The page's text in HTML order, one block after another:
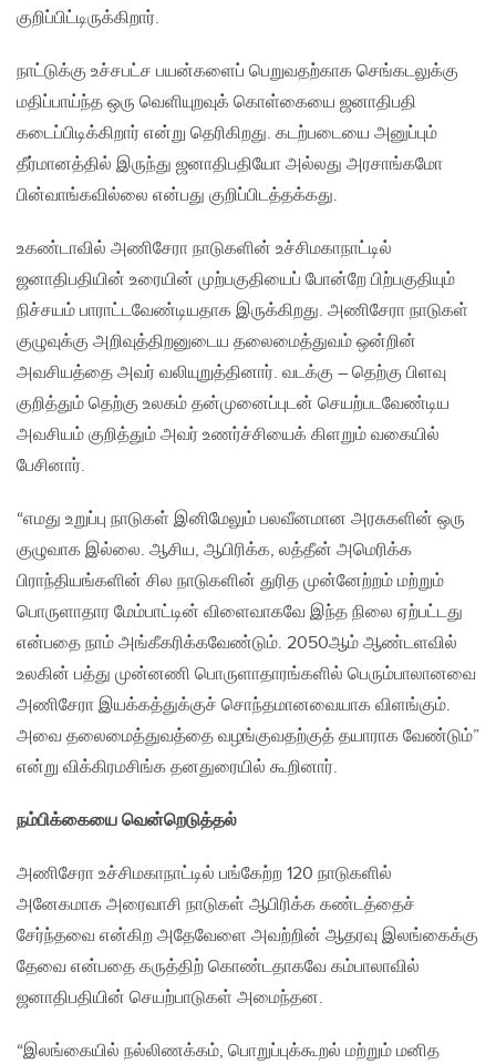
குறிப்பிட்டிருக்கிறார்.
நாட்டுக்கு உச்சபட்ச பயன்களைப் பெறுவதற்காக செங்கடலுக்கு
மதிப்பாய்ந்த ஒரு வெளியுறவுக் கொள்கையை ஜனாதிபதி
கடைப்பிடிக்கிறார் என்று தெரிகிறது. கடற்படையை அனுப்பும்
தீர்மானத்தில் இருந்து ஜனாதிபதியோ அல்லது அரசாங்கமோ
பின்வாங்கவில்லை என்பது குறிப்பிடத்தக்கது.
உகண்டாவில் அணிசேரா நாடுகளின் உச்சிமகாநாட்டில்
ஜனாதிபதியின் உரையின் முற்பகுதியைப் போன்றே பிற்பகுதியும்
நிச்சயம் பாராட்டவேண்டியதாக இருக்கிறது. அணிசேரா நாடுகள்
குழுவுக்கு அறிவுத்திறனுடைய தலைமைத்துவம் ஒன்றின்
அவசியத்தை அவர் வலியுறுத்தினார். வடக்கு – தெற்கு பிளவு
குறித்தும் தெற்கு உலகம் தன்முனைப்புடன் செயற்படவேண்டிய
அவசியம் குறித்தும் அவர் உணர்ச்சியைக் கிளறும் வகையில்
பேசினார்.
“எமது உறுப்பு நாடுகள் இனிமேலும் பலவீனமான அரசுகளின் ஒரு
குழுவாக இல்லை. ஆசிய, ஆபிரிக்க, லத்தீன் அமெரிக்க
பிராந்தியங்களின் சில நாடுகளின் துரித முன்னேற்றம் மற்றும்
பொருளாதார மேம்பாட்டின் விளைவாகவே இந்த நிலை ஏற்பட்டது
என்பதை நாம் அங்கீகரிக்கவேண்டும். 2050ஆம் ஆண்டளவில்
உலகின் பத்து முன்னணி பொருளாதாரங்களில் பெரும்பாலானவை
அணிசேரா இயக்கத்துக்குச் சொந்தமானவையாக விளங்கும்.
அவை தலைமைத்துவத்தை வழங்குவதற்குத் தயாராக வேண்டும்”
என்று விக்கிரமசிங்க தனதுரையில் கூறினார்.
நம்பிக்கையை வென்றெடுத்தல்
அணிசேரா உச்சிமகாநாட்டில் பங்கேற்ற 120 நாடுகளில்
அனேகமாக அரைவாசி நாடுகள் ஆபிரிக்க கண்டத்தைச்
சேர்ந்தவை என்கிற அதேவேளை அவற்றின் ஆதரவு இலங்கைக்கு
தேவை என்பதை கருத்திற் கொண்டதாகவே கம்பாலாவில்
ஜனாதிபதியின் செயற்பாடுகள் அமைந்தன.
“இலங்கையில் நல்லிணக்கம், பொறுப்புக்கூறல் மற்றும் மனித